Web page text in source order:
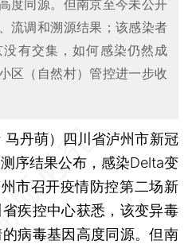
度同源。但南京至今未公开
流调和溯源结果；该感染者
有交集，如何感染仍然成
区（自然村）管控进一步收
丹萌） 四川省泸州市新冠
序结果公布，感染Delta变
市召开疫情防控第二场新
疾控中心获悉，该变异毒
病毒基因高度同源。但南